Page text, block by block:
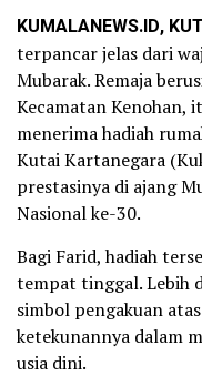
KUMALANEWS.ID,
terpancar jelas dari
Mubarak. Remaja
Kecamatan Kenohan,
menerima hadiah
Kutai Kartanegara
prestasinya di ajang
Nasional ke-30.
Bagi Farid, hadiah
tempat tinggal. Lebih
simbol pengakuan
ketekunannya dalam
usia dini.